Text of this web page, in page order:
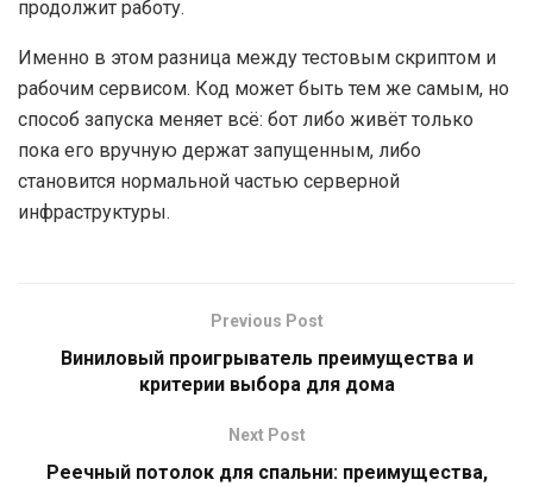
продолжит работу.
Именно в этом разница между тестовым скриптом и
рабочим сервисом. Код может быть тем же самым, но
способ запуска меняет всё: бот либо живёт только
пока его вручную держат запущенным, либо
становится нормальной частью серверной
инфраструктуры.
Previous Post
Виниловый проигрыватель преимущества и
критерии выбора для дома
Next Post
Реечный потолок для спальни: преимущества,